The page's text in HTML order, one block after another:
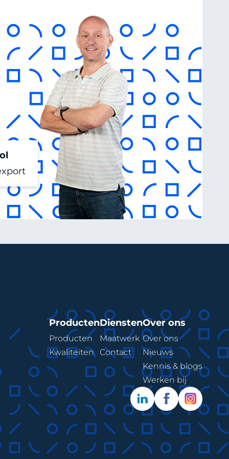
Producten
Producten
Kwaliteiten
Diensten
Maatwerk
Contact
Over ons
Over ons
Nieuws
Kennis & blogs
Werken bij